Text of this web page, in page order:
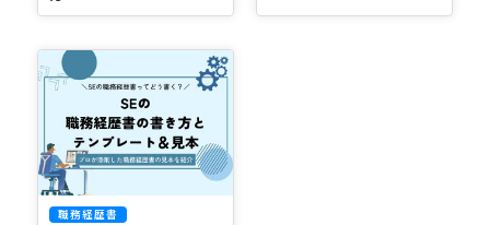
職務経歴書